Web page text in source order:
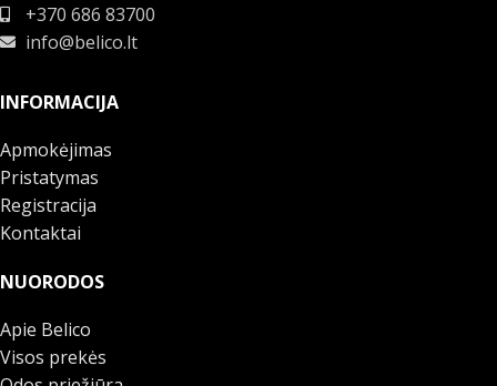
+370 686 83700
info@belico.lt
INFORMACIJA
Apmokėjimas
Pristatymas
Registracija
Kontaktai
NUORODOS
Apie Belico
Visos prekės